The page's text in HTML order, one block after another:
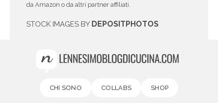
da Amazon o da altri partner affiliati.
STOCK IMAGES BY DEPOSITPHOTOS
CHI SONO COLLABS SHOP